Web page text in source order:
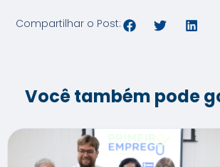
Compartilhar o Post:
Você também pode